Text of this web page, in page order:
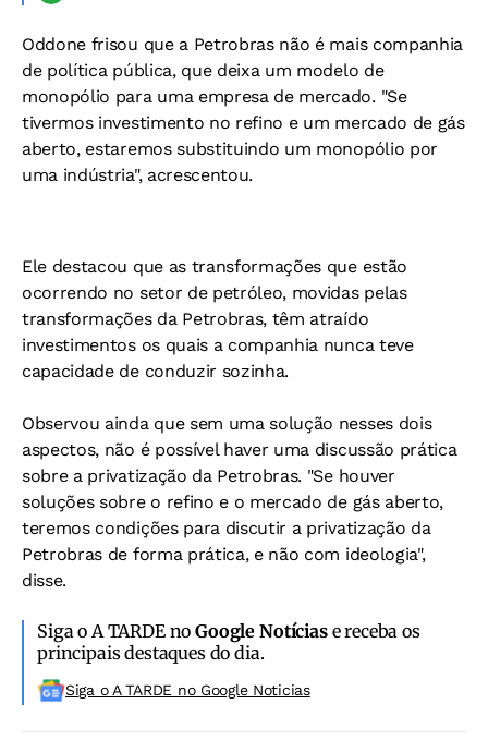
Oddone frisou que a Petrobras não é mais companhia
de política pública, que deixa um modelo de
monopólio para uma empresa de mercado. "Se
tivermos investimento no refino e um mercado de gás
aberto, estaremos substituindo um monopólio por
uma indústria", acrescentou.
Ele destacou que as transformações que estão
ocorrendo no setor de petróleo, movidas pelas
transformações da Petrobras, têm atraído
investimentos os quais a companhia nunca teve
capacidade de conduzir sozinha.
Observou ainda que sem uma solução nesses dois
aspectos, não é possível haver uma discussão prática
sobre a privatização da Petrobras. "Se houver
soluções sobre o refino e o mercado de gás aberto,
teremos condições para discutir a privatização da
Petrobras de forma prática, e não com ideologia",
disse.
Siga o A TARDE noGoogle Notíciase receba os
principais destaques do dia.
Siga o A TARDE no Google Noticias